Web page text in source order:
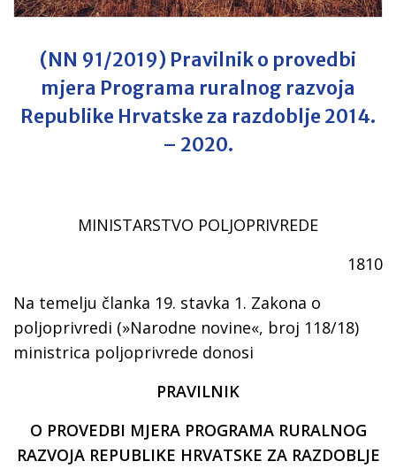
(NN 91/2019) Pravilnik o provedbi
mjera Programa ruralnog razvoja
Republike Hrvatske za razdoblje 2014.
– 2020.
MINISTARSTVO POLJOPRIVREDE
1810
Na temelju članka 19. stavka 1. Zakona o
poljoprivredi (»Narodne novine«, broj 118/18)
ministrica poljoprivrede donosi
PRAVILNIK
O PROVEDBI MJERA PROGRAMA RURALNOG
RAZVOJA REPUBLIKE HRVATSKE ZA RAZDOBLJE